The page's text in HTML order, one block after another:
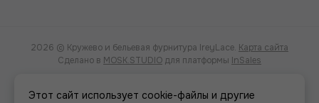
2026 © Кружево и бельевая фурнитура IreyLace. Карта сайта
Сделано в MOSK.STUDIO для платформы InSales
Этот сайт использует cookie-файлы и другие